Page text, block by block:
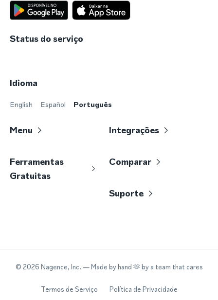
Status do serviço
Idioma
English Español Português
Menu Integrações
Ferramentas
Gratuitas
Comparar
Suporte
© 2026 Nagence, Inc. — Made by hand 🫶 by a team that cares
Termos de Serviço Política de Privacidade